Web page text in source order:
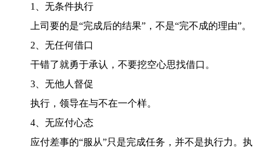
1、无条件执行
上司要的是“完成后的结果”，不是“完不成的理由”。
2、无任何借口
干错了就勇于承认，不要挖空心思找借口。
3、无他人督促
执行，领导在与不在一个样。
4、无应付心态
应付差事的“服从”只是完成任务，并不是执行力。执